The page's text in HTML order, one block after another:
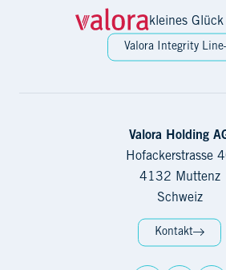
kleines
Valora Integrity Line
Valora Holding
Hofackerstrasse
4132 Muttenz
Schweiz
Kontakt